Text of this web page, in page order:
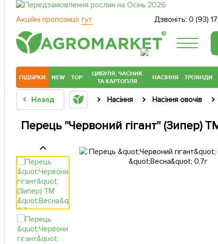
Акційні пропозиції тут Дзвоніть: 0 (93)
®
ПІДБІРКИ NEW TOP
ЦИБУЛЯ, ЧАСНИК
ТА КАРТОПЛЯ
НАСІННЯ ТРОЯНДИ
Назад Насіння Насіння овочів
Перець "Червоний гігант" (Зипер)